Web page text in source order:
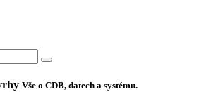
Vše o CDB, datech a systému.